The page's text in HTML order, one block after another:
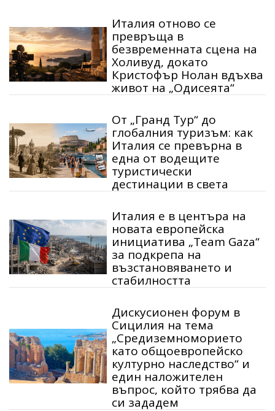
Италия отново се
превръща в
безвременната сцена на
Холивуд, докато
Кристофър Нолан вдъхва
живот на „Одисеята“
От „Гранд Тур“ до
глобалния туризъм: как
Италия се превърна в
една от водещите
туристически
дестинации в света
Италия е в центъра на
новата европейска
инициатива „Team Gaza“
за подкрепа на
възстановяването и
стабилността
Дискусионен форум в
Сицилия на тема
„Средиземноморието
като общоевропейско
културно наследство“ и
един наложителен
въпрос, който трябва да
си зададем